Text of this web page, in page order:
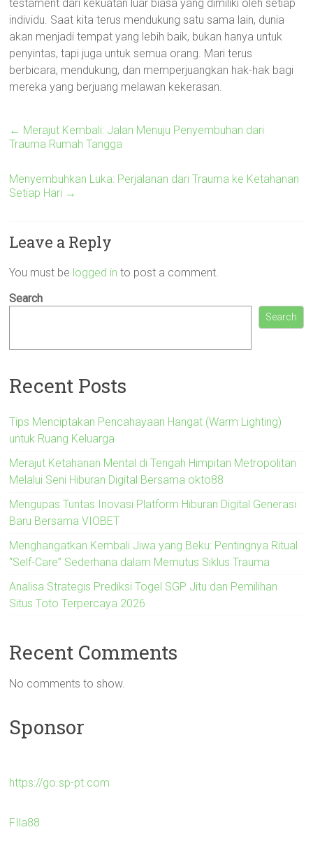
testament dari kekuatan luar biasa yang dimiliki oleh setiap
individu. Saat kita terus mendukung satu sama lain, dunia
akan menjadi tempat yang lebih baik, bukan hanya untuk
penyintas, tapi juga untuk semua orang. Mari terus
berbicara, mendukung, dan memperjuangkan hak-hak bagi
mereka yang berjuang melawan kekerasan.
← Merajut Kembali: Jalan Menuju Penyembuhan dari
Trauma Rumah Tangga
Menyembuhkan Luka: Perjalanan dari Trauma ke Ketahanan
Setiap Hari →
Leave a Reply
You must be logged in to post a comment.
Search
Search
Recent Posts
Tips Menciptakan Pencahayaan Hangat (Warm Lighting)
untuk Ruang Keluarga
Merajut Ketahanan Mental di Tengah Himpitan Metropolitan
Melalui Seni Hiburan Digital Bersama okto88
Mengupas Tuntas Inovasi Platform Hiburan Digital Generasi
Baru Bersama VIOBET
Menghangatkan Kembali Jiwa yang Beku: Pentingnya Ritual
“Self-Care” Sederhana dalam Memutus Siklus Trauma
Analisa Strategis Prediksi Togel SGP Jitu dan Pemilihan
Situs Toto Terpercaya 2026
Recent Comments
No comments to show.
Sponsor
https://go.sp-pt.com
FIla88